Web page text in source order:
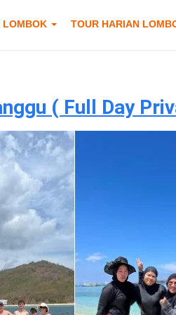
LOMBOK TOUR HARIAN
( Full Day